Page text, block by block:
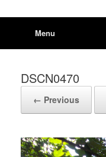
Menu
DSCN0470
← Previous